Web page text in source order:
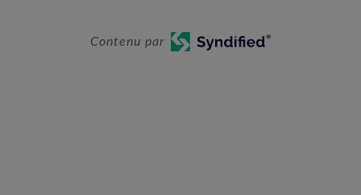
Contenu par